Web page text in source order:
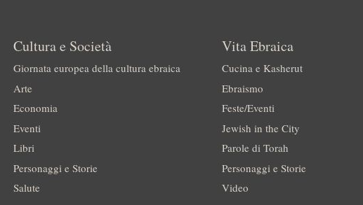
Cultura e Società
Giornata europea della cultura ebraica
Arte
Economia
Eventi
Libri
Personaggi e Storie
Salute
Vita Ebraica
Cucina e Kasherut
Ebraismo
Feste/Eventi
Jewish in the City
Parole di Torah
Personaggi e Storie
Video